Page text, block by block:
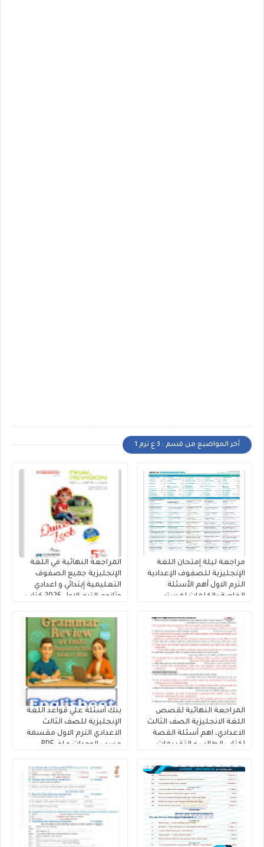
أخر المواضيع من قسم : 3 ع ترم 1
مراجعة ليلة إمتحان اللغة
الإنجليزية للصفوف الإعدادية
الترم الاول أهم الأسئلة
الخاصة بالكلمات لمستر
المراجعة النهائية في اللغة
الإنجليزية جميع الصفوف
التعليمية إبتدائي و اعدادي
وثانوي الترم الاول 2026 كتاب
المراجعة النهائية لقصص
اللغة الانجليزية الصف الثالث
الاعدادي، اهم أسئلة القصة
لكتاب الطالب و التقييمات
كتاب فايف ستارز
بنك أسئلة علي قواعد اللغة
الإنجليزية للصف الثالث
الاعدادي الترم الاول مقسمة
حسب الوحدات ملفPDF